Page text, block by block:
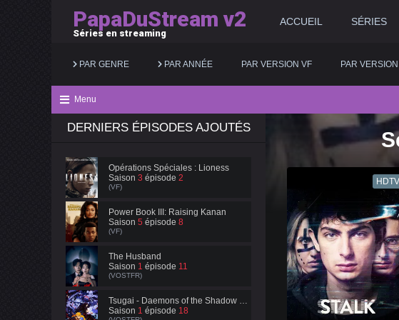
PapaDuStream v2
Séries en streaming
ACCUEIL SÉRIES
PAR GENRE
Action
Animation
Aventure
Biopic
Comédie
Documentaire
Fantastique
PAR ANNÉE
2025
2022
2019
2017
2016
PAR VERSION VF PAR
Menu
DERNIERS ÉPISODES AJOUTÉS
Opérations Spéciales : Lioness
Saison 3 épisode 2
(VF)
Power Book III: Raising Kanan
Saison 5 épisode 8
(VF)
The Husband
Saison 1 épisode 11
(VOSTFR)
Tsugai - Daemons of the Shadow Realm
Saison 1 épisode 18
HDTV